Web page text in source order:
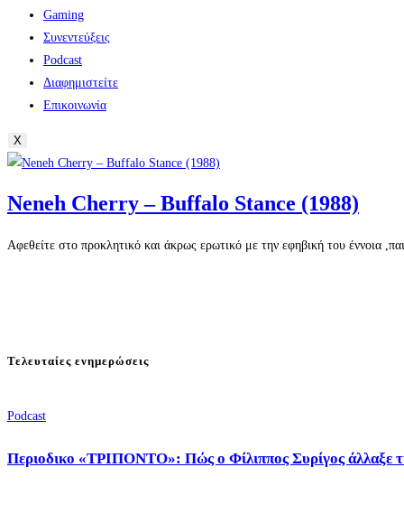
Gaming
Συνεντεύξεις
Podcast
Διαφημιστείτε
Επικοινωνία
X
Neneh Cherry – Buffalo Stance (1988)
Aφεθείτε στο προκλητικό και άκρως ερωτικό με την εφηβική του έννοια
Τελευταίες ενημερώσεις
Podcast
Περιοδικο «ΤΡΙΠΟΝΤΟ»: Πώς ο Φίλιππος Συρίγος άλλαξε